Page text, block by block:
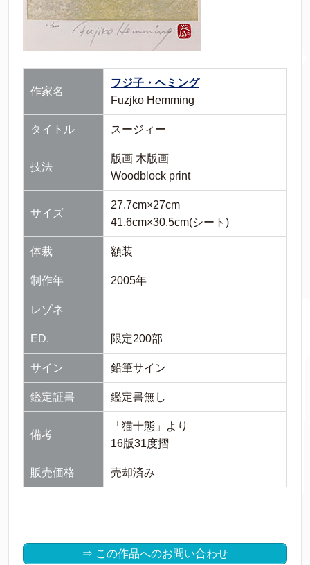
作家名
フジ子・ヘミング
Fuzjko Hemming
タイトル スージィー
技法
版画 木版画
Woodblock print
サイズ
27.7cm×27cm
41.6cm×30.5cm(シート)
体裁 額装
制作年 2005年
レゾネ
ED. 限定200部
サイン 鉛筆サイン
鑑定証書 鑑定書無し
備考
「猫十態」より
16版31度摺
販売価格 売却済み
⇒ この作品へのお問い合わせ